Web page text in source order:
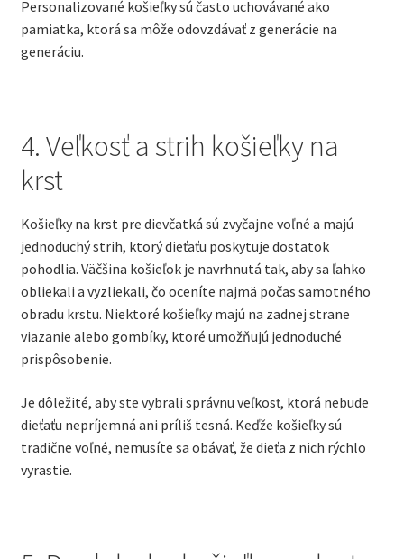
Personalizované košieľky sú často uchovávané ako
pamiatka, ktorá sa môže odovzdávať z generácie na
generáciu.
4. Veľkosť a strih košieľky na
krst
Košieľky na krst pre dievčatká sú zvyčajne voľné a majú
jednoduchý strih, ktorý dieťaťu poskytuje dostatok
pohodlia. Väčšina košieľok je navrhnutá tak, aby sa ľahko
obliekali a vyzliekali, čo oceníte najmä počas samotného
obradu krstu. Niektoré košieľky majú na zadnej strane
viazanie alebo gombíky, ktoré umožňujú jednoduché
prispôsobenie.
Je dôležité, aby ste vybrali správnu veľkosť, ktorá nebude
dieťaťu nepríjemná ani príliš tesná. Keďže košieľky sú
tradične voľné, nemusíte sa obávať, že dieťa z nich rýchlo
vyrastie.